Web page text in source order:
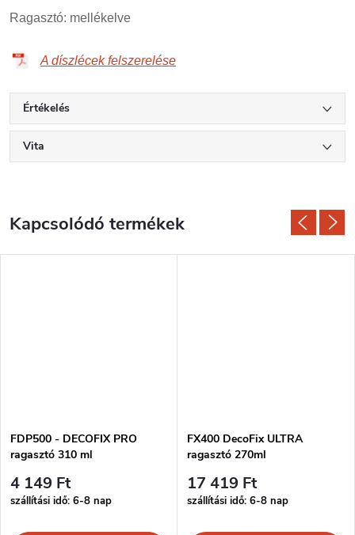
Ragasztó: mellékelve
A díszlécek felszerelése
Értékelés
Vita
Kapcsolódó termékek
FDP500 - DECOFIX PRO
ragasztó 310 ml
4 149 Ft
szállítási idő: 6-8 nap
FX400 DecoFix ULTRA
ragasztó 270ml
17 419 Ft
szállítási idő: 6-8 nap